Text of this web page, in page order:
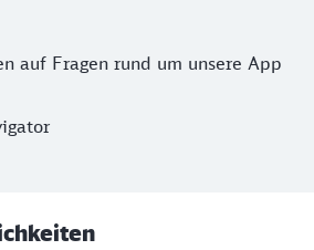
auf Fragen rund um unsere App